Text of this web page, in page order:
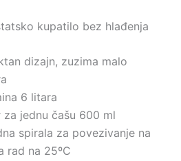
kupatilo bez hlađenja
dizajn, zuzima malo
6 litara
za jednu čašu 600 ml
spirala za povezivanje na
rad na 25ºC